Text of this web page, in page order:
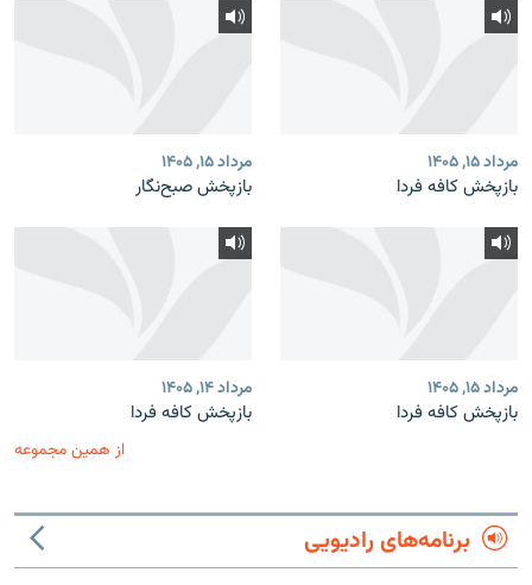
مرداد ۱۵, ۱۴۰۵
بازپخش کافه فردا
مرداد ۱۵, ۱۴۰۵
بازپخش صبح‌نگار
مرداد ۱۵, ۱۴۰۵
بازپخش کافه فردا
مرداد ۱۴, ۱۴۰۵
بازپخش کافه فردا
از همین مجموعه
برنامه‌های رادیویی